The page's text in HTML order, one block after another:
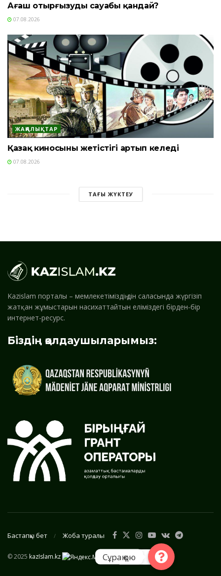
Ағаш отырғызудың сауабы қандай?
07.08.2026
ЖАҢАЛЫҚТАР
Қазақ киносының жетістігі артып келеді
07.08.2026
ТАҒЫ ЖҮКТЕУ
Kazislam порталы – мемлекетіміздің дін саласында жүргізіп
жатқан жұмыстарын насихаттайтын еліміздегі бірден-бір
интернет-ресурс.
Біздің қолдаушыларымыз:
Бастапқы бет Жоба туралы
© 2025 kazIslam.kz Сұрақ қою